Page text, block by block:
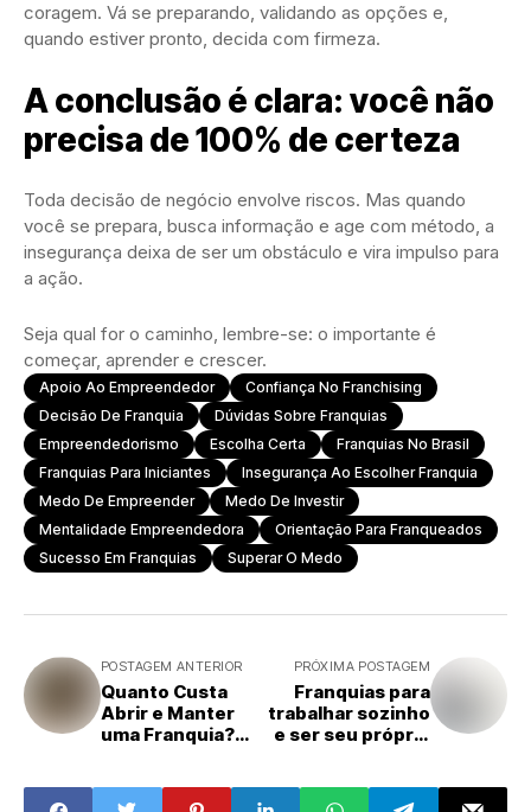
coragem. Vá se preparando, validando as opções e,
quando estiver pronto, decida com firmeza.
A conclusão é clara: você não
precisa de 100% de certeza
Toda decisão de negócio envolve riscos. Mas quando
você se prepara, busca informação e age com método, a
insegurança deixa de ser um obstáculo e vira impulso para
a ação.
Seja qual for o caminho, lembre-se: o importante é
começar, aprender e crescer.
Apoio Ao Empreendedor
Confiança No Franchising
Decisão De Franquia
Dúvidas Sobre Franquias
Empreendedorismo
Escolha Certa
Franquias No Brasil
Franquias Para Iniciantes
Insegurança Ao Escolher Franquia
Medo De Empreender
Medo De Investir
Mentalidade Empreendedora
Orientação Para Franqueados
Sucesso Em Franquias
Superar O Medo
POSTAGEM ANTERIOR
Quanto Custa
Abrir e Manter
uma Franquia?
PRÓXIMA POSTAGEM
Franquias para
trabalhar sozinho
e ser seu próprio